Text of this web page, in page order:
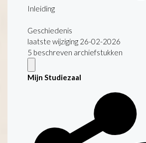
Inleiding
Geschiedenis
laatste wijziging 26-02-2026
5 beschreven archiefstukken
Mijn Studiezaal